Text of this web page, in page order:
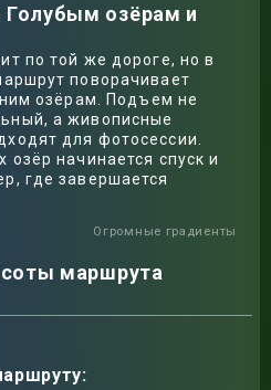
озёрам и
по той же дороге, но в
поворачивает
озёрам. Подъем не
а живописные
для фотосессии.
озёр начинается спуск и
где завершается
Огромные градиенты
маршрута